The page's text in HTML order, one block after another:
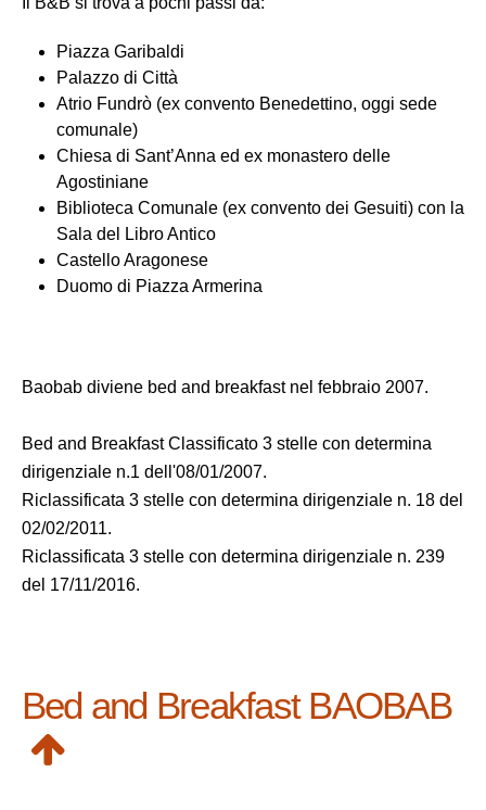
Piazza Garibaldi
Palazzo di Città
Atrio Fundrò (ex convento Benedettino, oggi sede
comunale)
Chiesa di Sant’Anna ed ex monastero delle
Agostiniane
Biblioteca Comunale (ex convento dei Gesuiti) con la
Sala del Libro Antico
Castello Aragonese
Duomo di Piazza Armerina
Baobab diviene bed and breakfast nel febbraio 2007.
Bed and Breakfast Classificato 3 stelle con determina
dirigenziale n.1 dell'08/01/2007.
Riclassificata 3 stelle con determina dirigenziale n. 18 del
02/02/2011.
Riclassificata 3 stelle con determina dirigenziale n. 239
del 17/11/2016.
Bed and Breakfast BAOBAB